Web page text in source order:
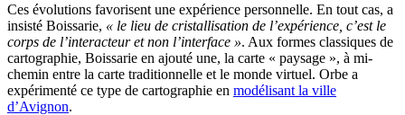
Ces évolutions favorisent une expérience personnelle. En tout cas, a
insisté Boissarie, « le lieu de cristallisation de l’expérience, c’est le
corps de l’interacteur et non l’interface ». Aux formes classiques de
cartographie, Boissarie en ajouté une, la carte « paysage », à mi-
chemin entre la carte traditionnelle et le monde virtuel. Orbe a
expérimenté ce type de cartographie en modélisant la ville
d’Avignon.